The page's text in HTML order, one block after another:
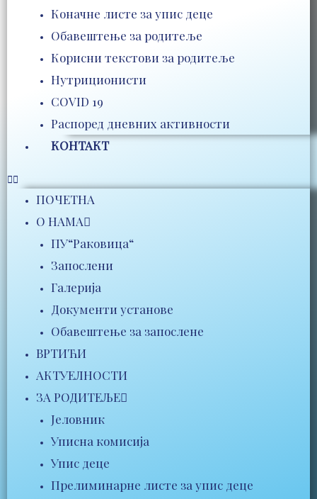
Коначне листе за упис деце
Обавештење за родитеље
Корисни текстови за родитеље
Нутриционисти
COVID 19
Распоред дневних активности
КОНТАКТ
ПОЧЕТНА
О НАМА
ПУ“Раковица“
Запослени
Галерија
Документи установе
Обавештење за запослене
ВРТИЋИ
АКТУЕЛНОСТИ
ЗА РОДИТЕЉЕ
Јеловник
Уписна комисија
Упис деце
Прелиминарне листе за упис деце